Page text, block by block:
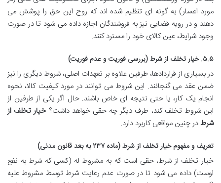
مورد اعسار) به گونه ای تنظیم شده اند که روح این حق را پوشش می
دهند و در رویه قضایی نیز به فروشندگان اجازه داده می شود تا در صورت
وجود شرایط، عین کالای خود را مسترد کنند.
۵.۵. خیار تخلف از شرط (بررسی فوریت و عدم فوریت)
در بسیاری از قراردادها، طرفین علاوه بر تعهدات اصلی، شروط دیگری را نیز
ضمن عقد می گنجانند. این شروط می توانند در مورد کیفیت کالا، نحوه
انجام یک کار، یا حتی نتیجه ای خاص باشند. حال اگر یکی از طرفین از
این شروط تخلف کند، طرف دیگر چه حقی خواهد داشت؟خیار تخلف از
شرط در چنین مواقعی کاربرد دارد.
تعریف و مفهوم خیار تخلف از شرط (ماده ۲۳۷ به بعد قانون مدنی)
خیار تخلف از شرط، حقی است که به مشروط له (کسی که شرط به نفع
اوست) داده می شود تا در صورت عدم رعایت شرط توسط مشروط علیه